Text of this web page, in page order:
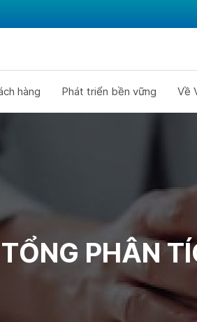
hàng Phát triển bền vững Về
PHÂN